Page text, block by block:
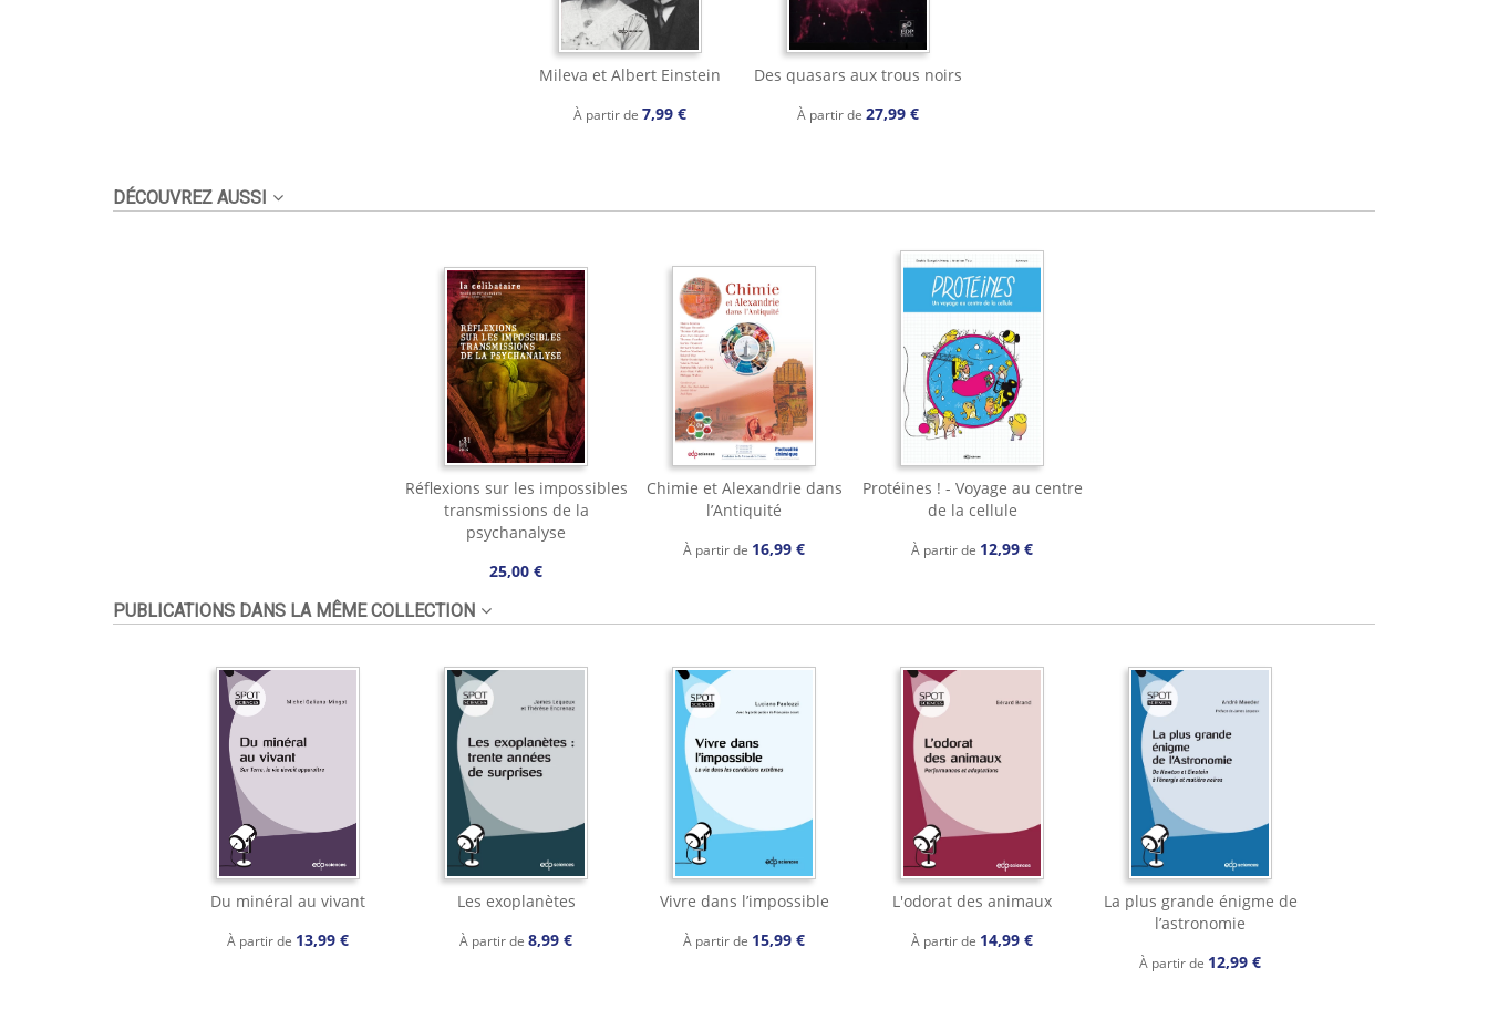
Mileva et Albert Einstein
À partir de 7,99 €
Des quasars aux trous noirs
À partir de 27,99 €
DÉCOUVREZ AUSSI
Réflexions sur les impossibles
transmissions de la
psychanalyse
25,00 €
Chimie et Alexandrie dans
l’Antiquité
À partir de 16,99 €
Protéines ! - Voyage au centre
de la cellule
À partir de 12,99 €
PUBLICATIONS DANS LA MÊME COLLECTION
Du minéral au vivant
À partir de 13,99 €
Les exoplanètes
À partir de 8,99 €
Vivre dans l’impossible
À partir de 15,99 €
L'odorat des animaux
À partir de 14,99 €
La plus grande énigme de
l’astronomie
À partir de 12,99 €